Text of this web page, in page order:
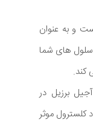
و به عنوان
های شما
کند.
برزیل در
کلسترول موثر